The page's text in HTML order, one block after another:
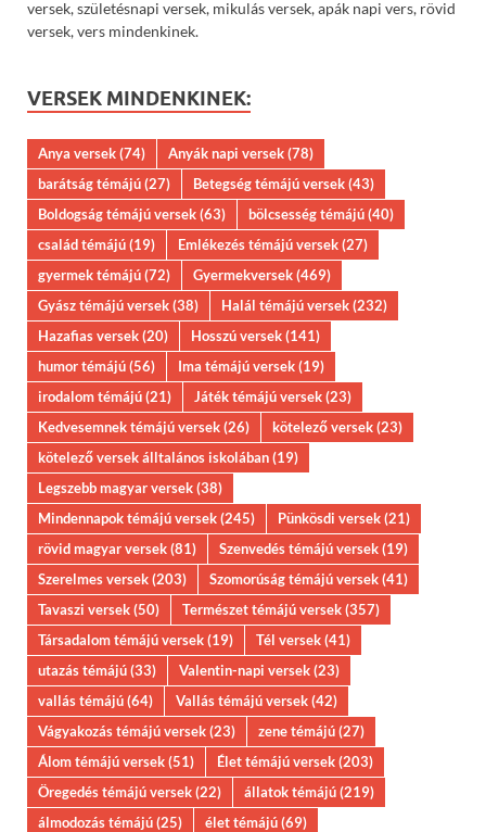
versek, születésnapi versek, mikulás versek, apák napi vers, rövid
versek, vers mindenkinek.
VERSEK MINDENKINEK:
Anya versek(74) Anyák napi versek(78)
barátság témájú(27) Betegség témájú versek(43)
Boldogság témájú versek(63) bölcsesség témájú(40)
család témájú(19) Emlékezés témájú versek(27)
gyermek témájú(72) Gyermekversek(469)
Gyász témájú versek(38) Halál témájú versek(232)
Hazafias versek(20) Hosszú versek(141)
humor témájú(56) Ima témájú versek(19)
irodalom témájú(21) Játék témájú versek(23)
Kedvesemnek témájú versek(26) kötelező versek(23)
kötelező versek álltalános iskolában(19)
Legszebb magyar versek(38)
Mindennapok témájú versek(245) Pünkösdi versek(21)
rövid magyar versek(81) Szenvedés témájú versek(19)
Szerelmes versek(203) Szomorúság témájú versek(41)
Tavaszi versek(50) Természet témájú versek(357)
Társadalom témájú versek(19) Tél versek(41)
utazás témájú(33) Valentin-napi versek(23)
vallás témájú(64) Vallás témájú versek(42)
Vágyakozás témájú versek(23) zene témájú(27)
Álom témájú versek(51) Élet témájú versek(203)
Öregedés témájú versek(22) állatok témájú(219)
álmodozás témájú(25) élet témájú(69)